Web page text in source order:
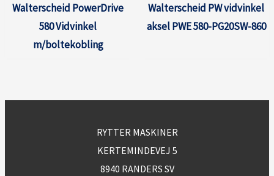
Walterscheid PowerDrive
580 Vidvinkel
m/boltekobling
Walterscheid PW vidvinkel
aksel PWE 580-PG20SW-860
RYTTER MASKINER
KERTEMINDEVEJ 5
8940 RANDERS SV